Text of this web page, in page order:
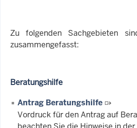
Zu folgenden Sachgebieten
zusammengefasst:
Beratungshilfe
Antrag Beratungshilfe
Vordruck für den Antrag auf